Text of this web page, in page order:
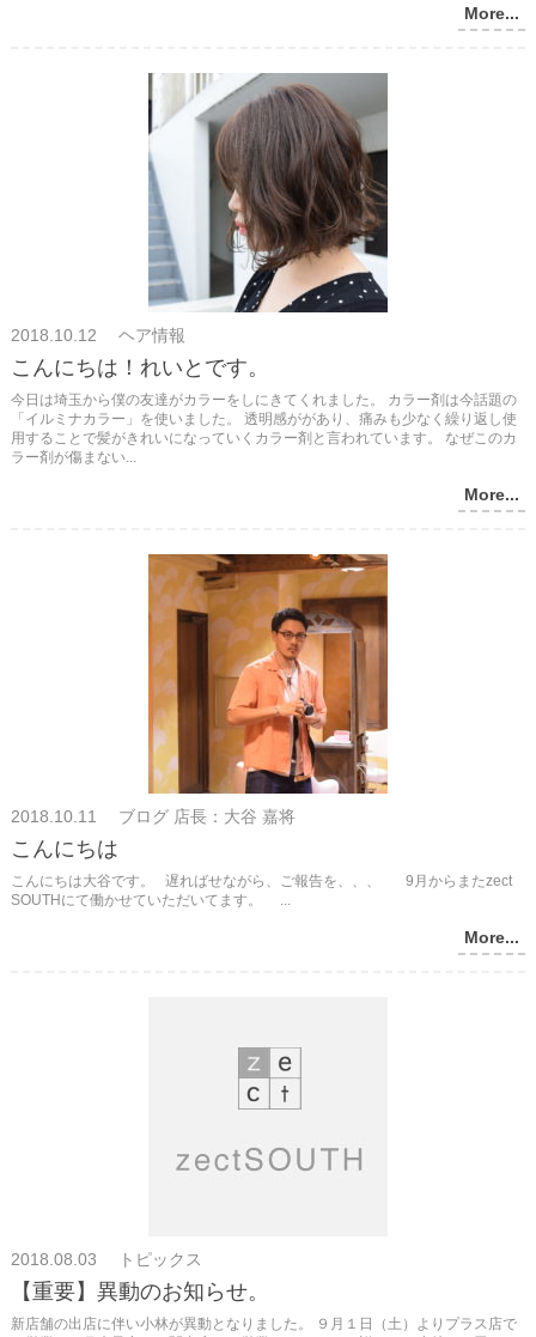
More...
2018.10.12 ヘア情報
こんにちは！れいとです。
今日は埼玉から僕の友達がカラーをしにきてくれました。 カラー剤は今話題の
「イルミナカラー」を使いました。 透明感ががあり、痛みも少なく繰り返し使
用することで髪がきれいになっていくカラー剤と言われています。 なぜこのカ
ラー剤が傷まない...
More...
2018.10.11 ブログ 店長：大谷 嘉将
こんにちは
こんにちは大谷です。 遅ればせながら、ご報告を、、、 9月からまたzect
SOUTHにて働かせていただいてます。 ...
More...
2018.08.03 トピックス
【重要】異動のお知らせ。
新店舗の出店に伴い小林が異動となりました。 ９月１日（土）よりプラス店で